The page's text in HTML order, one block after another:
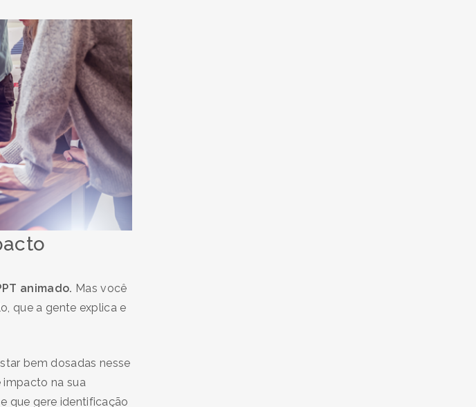
animado. Mas você
que a gente explica e
bem dosadas nesse
impacto na sua
que gere identificação